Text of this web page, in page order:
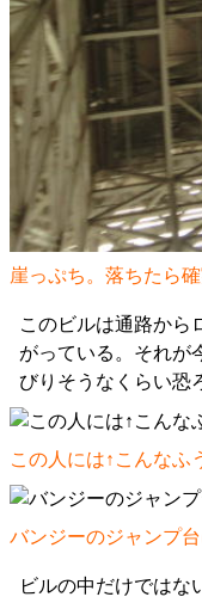
崖っぷち。落ちたら
このビルは通路から
がっている。それが
びりそうなくらい恐
この人には↑こんなふ
バンジーのジャンプ
ビルの中だけではな